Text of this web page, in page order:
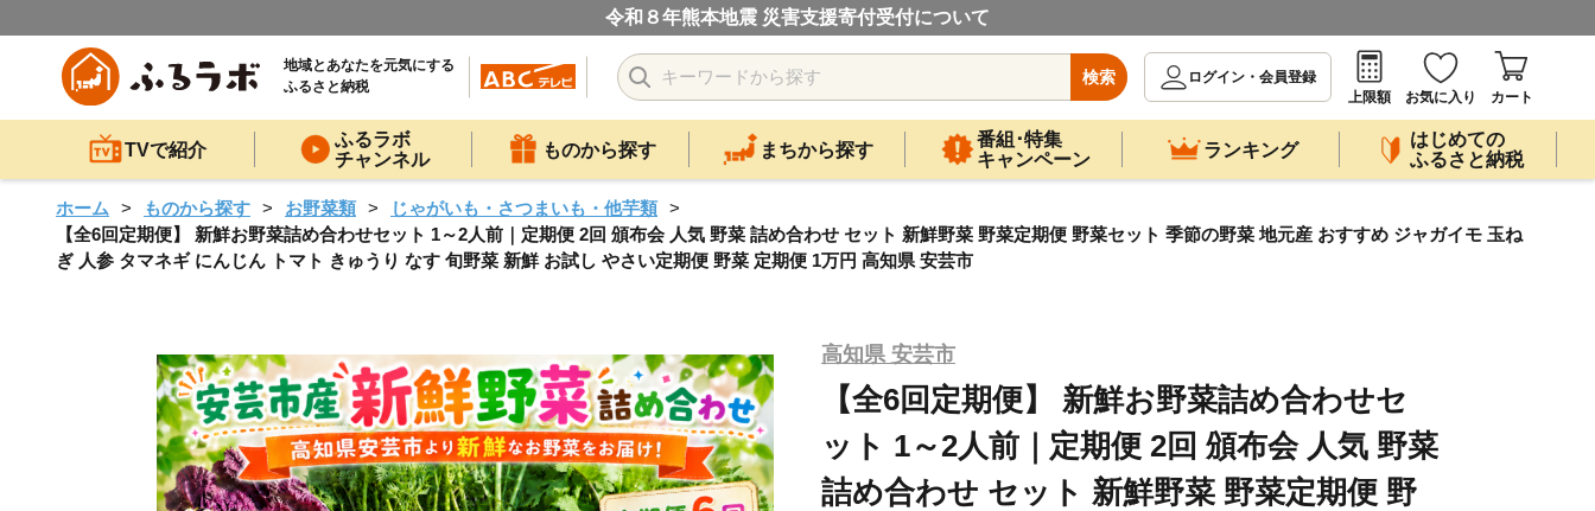
令和８年熊本地震 災害支援寄付受付について
地域とあなたを元気にする
ふるさと納税
検索
ログイン・会員登録
上限額
お気に入り カート
TVで紹介
ふるラボ
チャンネル
ものから探す まちから探す
番組･特集
キャンペーン
ランキング
はじめての
ふるさと納税
ホーム ものから探す お野菜類
じゃがいも・さつまいも・他芋類
【全6回定期便】 新鮮お野菜詰め合わせセット 1～2人前｜定期便 2回 頒布会 人気 野菜 詰め合わせ セット 新鮮野菜 野菜定期便 野菜セット 季節の野菜 地元産 おすすめ ジャガイモ 玉ね
ぎ 人参 タマネギ にんじん トマト きゅうり なす 旬野菜 新鮮 お試し やさい定期便 野菜 定期便 1万円 高知県 安芸市
高知県 安芸市
【全6回定期便】 新鮮お野菜詰め合わせセ
ット 1～2人前｜定期便 2回 頒布会 人気 野菜
詰め合わせ セット 新鮮野菜 野菜定期便 野